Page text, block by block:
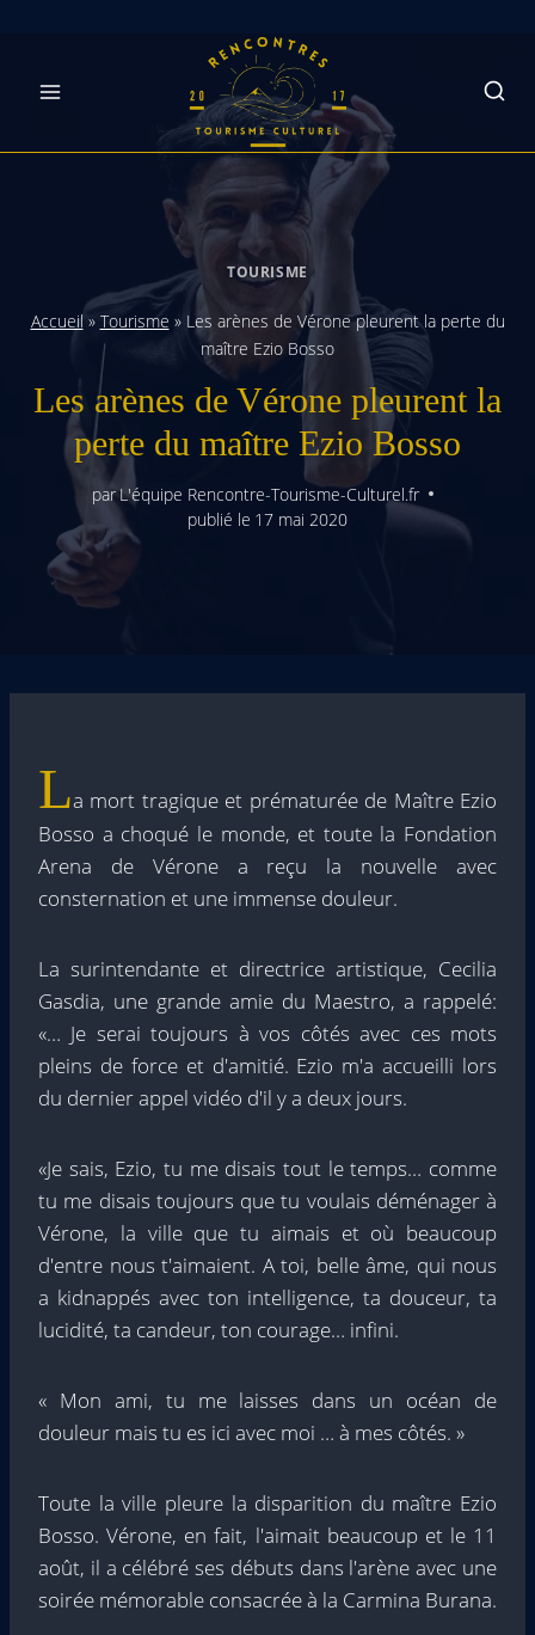
TOURISME
Accueil » Tourisme » Les arènes de Vérone pleurent la perte du
maître Ezio Bosso
Les arènes de Vérone pleurent la
perte du maître Ezio Bosso
parL'équipe Rencontre-Tourisme-Culturel.fr
publié le 17 mai 2020
La mort tragique et prématurée de Maître Ezio
Bosso a choqué le monde, et toute la Fondation
Arena de Vérone a reçu la nouvelle avec
consternation et une immense douleur.
La surintendante et directrice artistique, Cecilia
Gasdia, une grande amie du Maestro, a rappelé:
«… Je serai toujours à vos côtés avec ces mots
pleins de force et d'amitié. Ezio m'a accueilli lors
du dernier appel vidéo d'il y a deux jours.
«Je sais, Ezio, tu me disais tout le temps… comme
tu me disais toujours que tu voulais déménager à
Vérone, la ville que tu aimais et où beaucoup
d'entre nous t'aimaient. A toi, belle âme, qui nous
a kidnappés avec ton intelligence, ta douceur, ta
lucidité, ta candeur, ton courage… infini.
« Mon ami, tu me laisses dans un océan de
douleur mais tu es ici avec moi … à mes côtés. »
Toute la ville pleure la disparition du maître Ezio
Bosso. Vérone, en fait, l'aimait beaucoup et le 11
août, il a célébré ses débuts dans l'arène avec une
soirée mémorable consacrée à la Carmina Burana.